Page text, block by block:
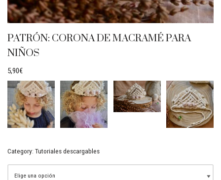
PATRÓN: CORONA DE MACRAMÉ PARA
NIÑOS
5,90€
Category: Tutoriales descargables